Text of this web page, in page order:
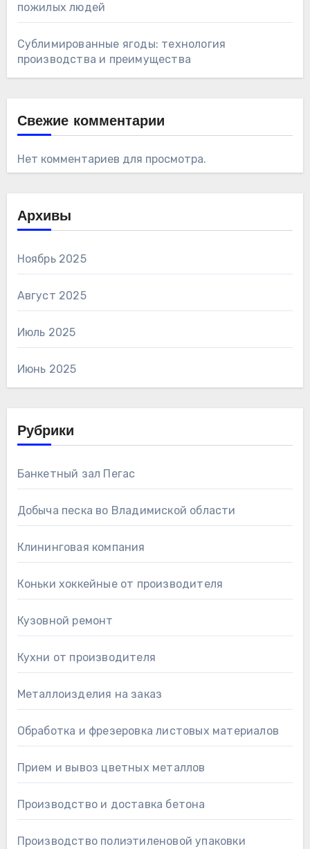
пожилых людей
Сублимированные ягоды: технология
производства и преимущества
Свежие комментарии
Нет комментариев для просмотра.
Архивы
Ноябрь 2025
Август 2025
Июль 2025
Июнь 2025
Рубрики
Банкетный зал Пегас
Добыча песка во Владимиской области
Клининговая компания
Коньки хоккейные от производителя
Кузовной ремонт
Кухни от производителя
Металлоизделия на заказ
Обработка и фрезеровка листовых материалов
Прием и вывоз цветных металлов
Производство и доставка бетона
Производство полиэтиленовой упаковки